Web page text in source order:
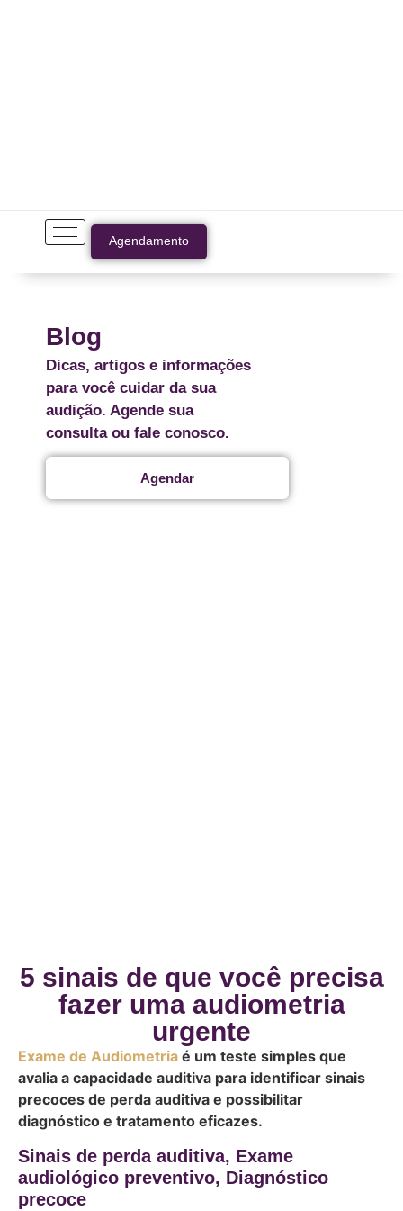
Agendamento
Blog
Dicas, artigos e informações
para você cuidar da sua
audição. Agende sua
consulta ou fale conosco.
Agendar
5 sinais de que você precisa
fazer uma audiometria
urgente
Exame de Audiometria é um teste simples que
avalia a capacidade auditiva para identificar sinais
precoces de perda auditiva e possibilitar
diagnóstico e tratamento eficazes.
Sinais de perda auditiva, Exame
audiológico preventivo, Diagnóstico
precoce